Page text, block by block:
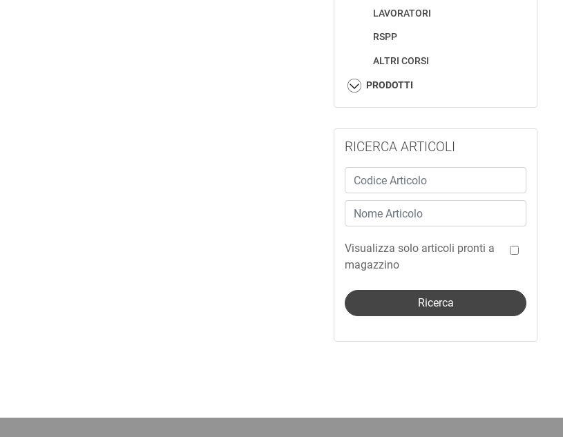
LAVORATORI
RSPP
ALTRI CORSI
PRODOTTI
RICERCA ARTICOLI
Visualizza solo articoli pronti a
magazzino